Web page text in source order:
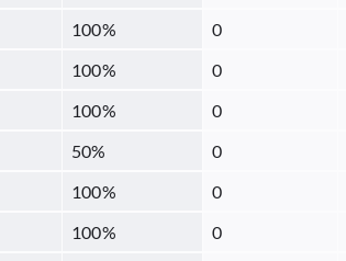
100% 0
100% 0
100% 0
50% 0
100% 0
100% 0